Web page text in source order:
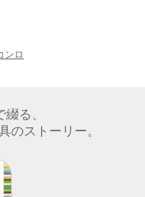
ンロ
る、
のストーリー。